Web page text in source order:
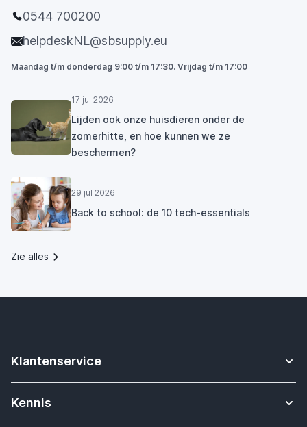
0544 700200
helpdeskNL@sbsupply.eu
Maandag t/m donderdag 9:00 t/m 17:30. Vrijdag t/m 17:00
17 jul 2026
Lijden ook onze huisdieren onder de
zomerhitte, en hoe kunnen we ze
beschermen?
29 jul 2026
Back to school: de 10 tech-essentials
Zie alles
Klantenservice
Contact
Kennis